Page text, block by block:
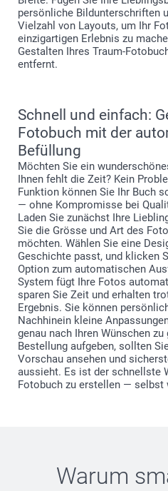
persönliche Bildunterschriften
Vielzahl von Layouts, um Ihr
einzigartigen Erlebnis zu
Gestalten Ihres Traum-
entfernt.
Schnell und einfach:
Fotobuch mit der
Befüllung
Möchten Sie ein
Ihnen fehlt die Zeit? Kein
Funktion können Sie Ihr Buch
— ohne Kompromisse bei
Laden Sie zunächst Ihre
Sie die Grösse und Art des
möchten. Wählen Sie eine
Geschichte passt, und klicken
Option zum automatischen
System fügt Ihre Fotos
sparen Sie Zeit und erhalten
Ergebnis. Sie können
Nachhinein kleine
genau nach Ihren Wünschen
Bestellung aufgeben, sollten
Vorschau ansehen und
aussieht. Es ist der schnellste
Fotobuch zu erstellen — selbst
Warum